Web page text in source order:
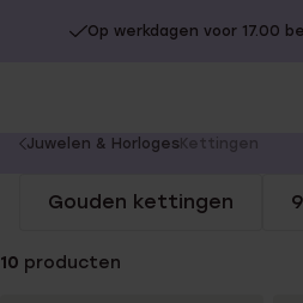
Op werkdagen voor 17.00
You
here:
Juwelen & Horloges Kettingen
Gouden kettingen
10 producten